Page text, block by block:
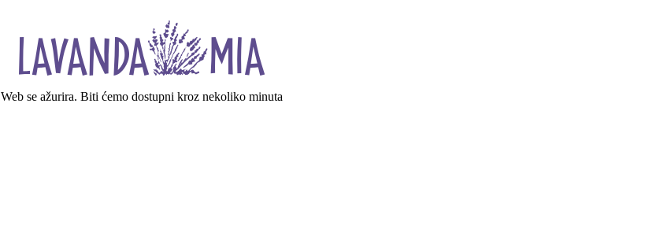
Web se ažurira. Biti ćemo dostupni kroz nekoliko minuta